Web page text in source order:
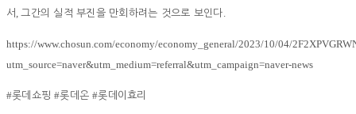
서 ,그간의 실적 부진을 만회하려는 것으로 보인다.
https://www.chosun.com/economy/economy_general/2023/10/04/
utm_source=naver&utm_medium=referral&utm_campaign=naver-news
#롯데쇼핑#롯데온#롯데이효리